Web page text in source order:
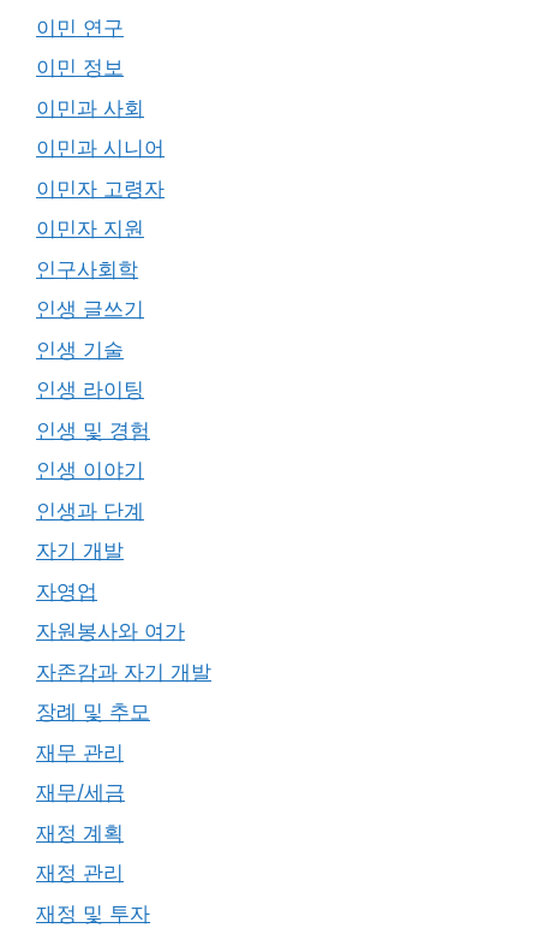
이민 연구
이민 정보
이민과 사회
이민과 시니어
이민자 고령자
이민자 지원
인구사회학
인생 글쓰기
인생 기술
인생 라이팅
인생 및 경험
인생 이야기
인생과 단계
자기 개발
자영업
자원봉사와 여가
자존감과 자기 개발
장례 및 추모
재무 관리
재무/세금
재정 계획
재정 관리
재정 및 투자